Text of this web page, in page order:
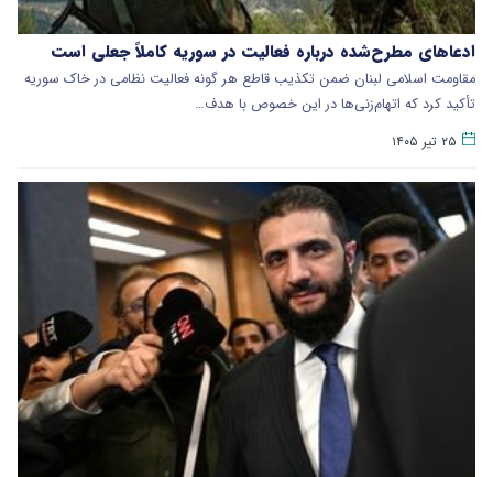
ادعاهای مطرح‌شده درباره فعالیت در سوریه کاملاً جعلی است
مقاومت اسلامی لبنان ضمن تکذیب قاطع هر گونه فعالیت نظامی در خاک سوریه
تأکید کرد که اتهام‌زنی‌ها در این خصوص با هدف…
۲۵ تیر ۱۴۰۵